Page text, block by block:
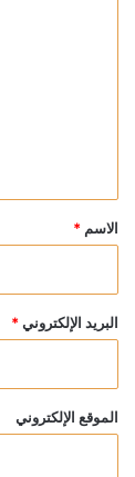
*
الاسم *
البريد الإلكتروني *
الموقع الإلكتروني